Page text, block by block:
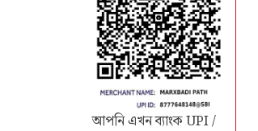
আপনি এখন ব্যাংক UPI /